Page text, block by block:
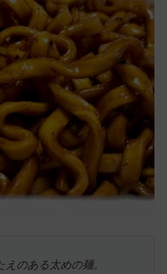
のある太めの麺。